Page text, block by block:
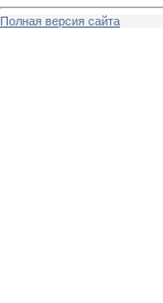
Полная версия сайта